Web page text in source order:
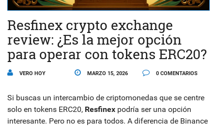
Resfinex crypto exchange
review: ¿Es la mejor opción
para operar con tokens ERC20?
VERO HOY MARZO 15, 2026 0 COMENTARIOS
Si buscas un intercambio de criptomonedas que se centre
solo en tokens ERC20, Resfinex podría ser una opción
interesante. Pero no es para todos. A diferencia de Binance